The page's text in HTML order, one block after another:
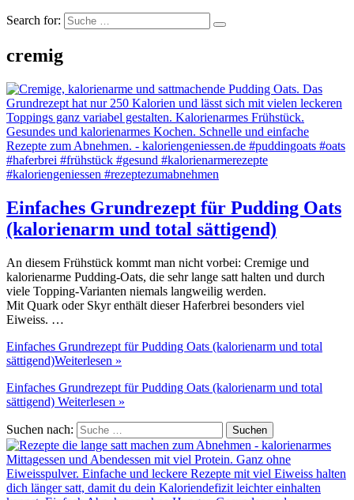
Search for:
cremig
Einfaches Grundrezept für Pudding Oats
(kalorienarm und total sättigend)
An diesem Frühstück kommt man nicht vorbei: Cremige und
kalorienarme Pudding-Oats, die sehr lange satt halten und durch
viele Topping-Varianten niemals langweilig werden.
Mit Quark oder Skyr enthält dieser Haferbrei besonders viel
Eiweiss. …
Einfaches Grundrezept für Pudding Oats (kalorienarm und total
sättigend)Weiterlesen »
Einfaches Grundrezept für Pudding Oats (kalorienarm und total
sättigend) Weiterlesen »
Suchen nach: